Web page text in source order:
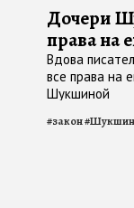
Дочери
права на
Вдова
все права на
Шукшиной
#закон#Шукшин